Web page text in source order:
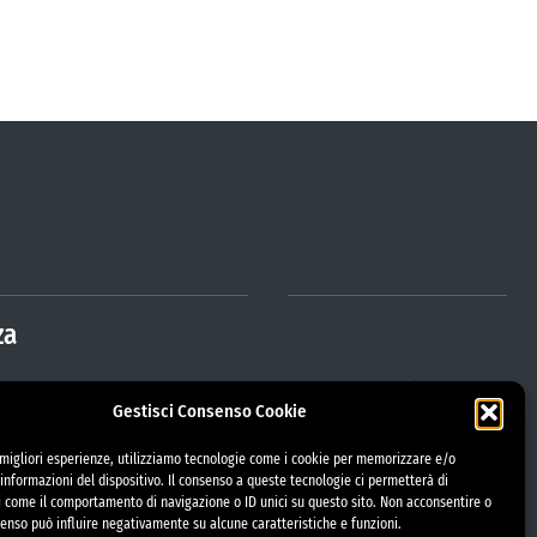
Gestisci Consenso Cookie
esperienze, utilizziamo tecnologie come i cookie per memorizzare e/o
del dispositivo. Il consenso a queste tecnologie ci permetterà di
il comportamento di navigazione o ID unici su questo sito. Non acconsentire o
può influire negativamente su alcune caratteristiche e funzioni.
Trasparente
gara